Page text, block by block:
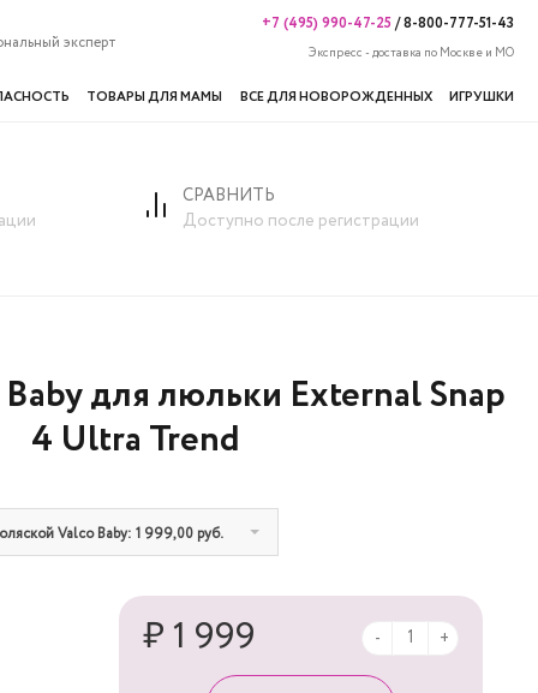
эксперт
+7 (495) 990-47-25/8-800-777-51-43
Экспресс - доставка по Москве и МО
ТОВАРЫ ДЛЯ МАМЫ ВСЕ ДЛЯ НОВОРОЖДЕННЫХ ИГРУШКИ
люльки External Snap 4 Ultra Trend
СРАВНИТЬ
Доступно после регистрации
для люльки External Snap
4 Ultra Trend
Valco Baby: 1 999,00 руб.
₽ 1 999 - +